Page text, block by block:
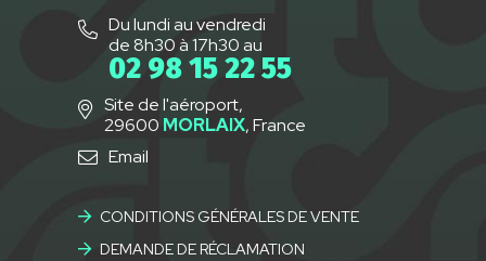
Du lundi au vendredi
de 8h30 à 17h30 au
02 98 15 22 55
Site de l'aéroport,
29600 MORLAIX, France
Email
CONDITIONS GÉNÉRALES DE VENTE
DEMANDE DE RÉCLAMATION